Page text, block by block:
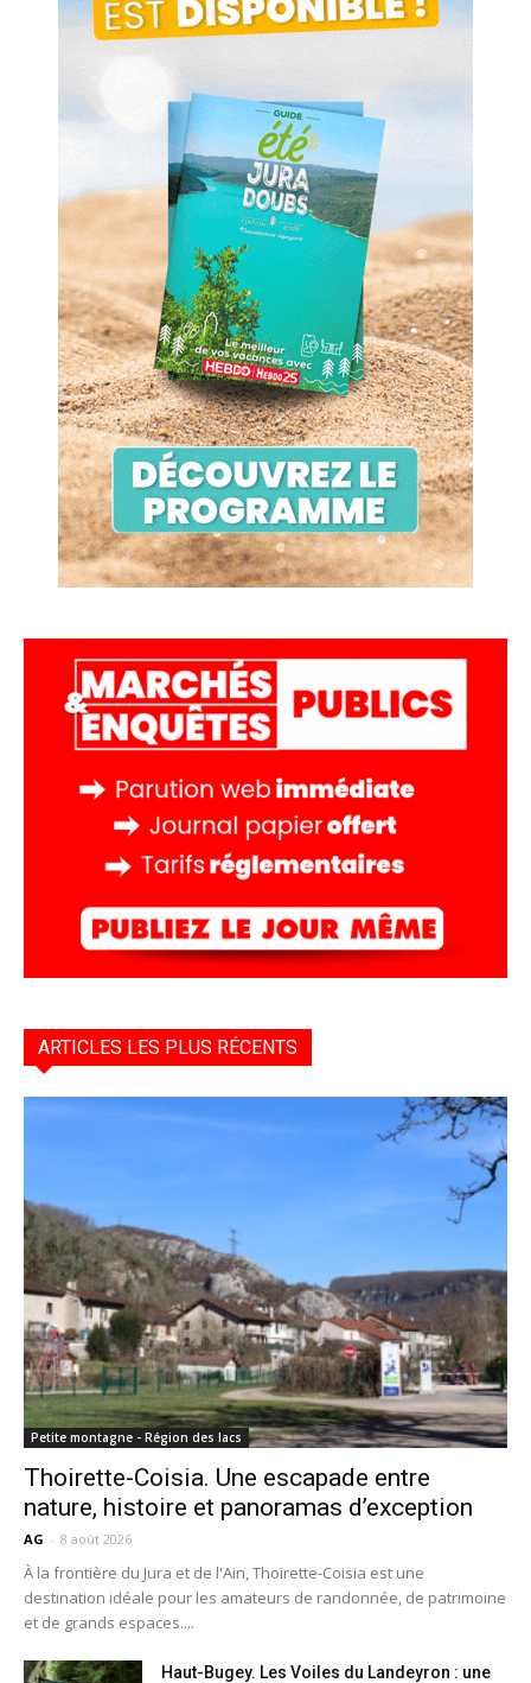
ARTICLES LES PLUS RÉCENTS
Petite montagne - Région des lacs
Thoirette-Coisia. Une escapade entre
nature, histoire et panoramas d’exception
AG - 8 août 2026
À la frontière du Jura et de l'Ain, Thoirette-Coisia est une
destination idéale pour les amateurs de randonnée, de patrimoine
et de grands espaces....
Haut-Bugey. Les Voiles du Landeyron : une